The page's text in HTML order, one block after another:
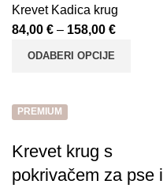
Krevet Kadica krug
84,00 € – 158,00 €
ODABERI OPCIJE
PREMIUM
Krevet krug s
pokrivačem za pse i